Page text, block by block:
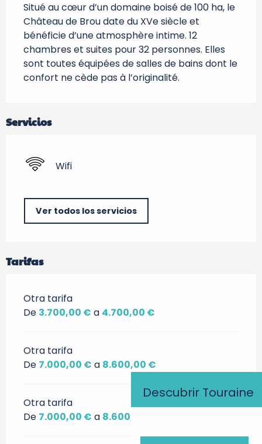
Descubrir Touraine
Situé au cœur d’un domaine boisé de 100 ha, le
Château de Brou date du XVe siècle et
bénéficie d’une atmosphère intime. 12
chambres et suites pour 32 personnes. Elles
sont toutes équipées de salles de bains dont le
confort ne cède pas à l’originalité.
Servicios
Wifi
Ver todos los servicios
Tarifas
Otra tarifa
De 3.700,00 € a 4.700,00 €
Otra tarifa
De 7.000,00 € a 8.600,00 €
Otra tarifa
De 7.000,00 € a 8.600,00 €